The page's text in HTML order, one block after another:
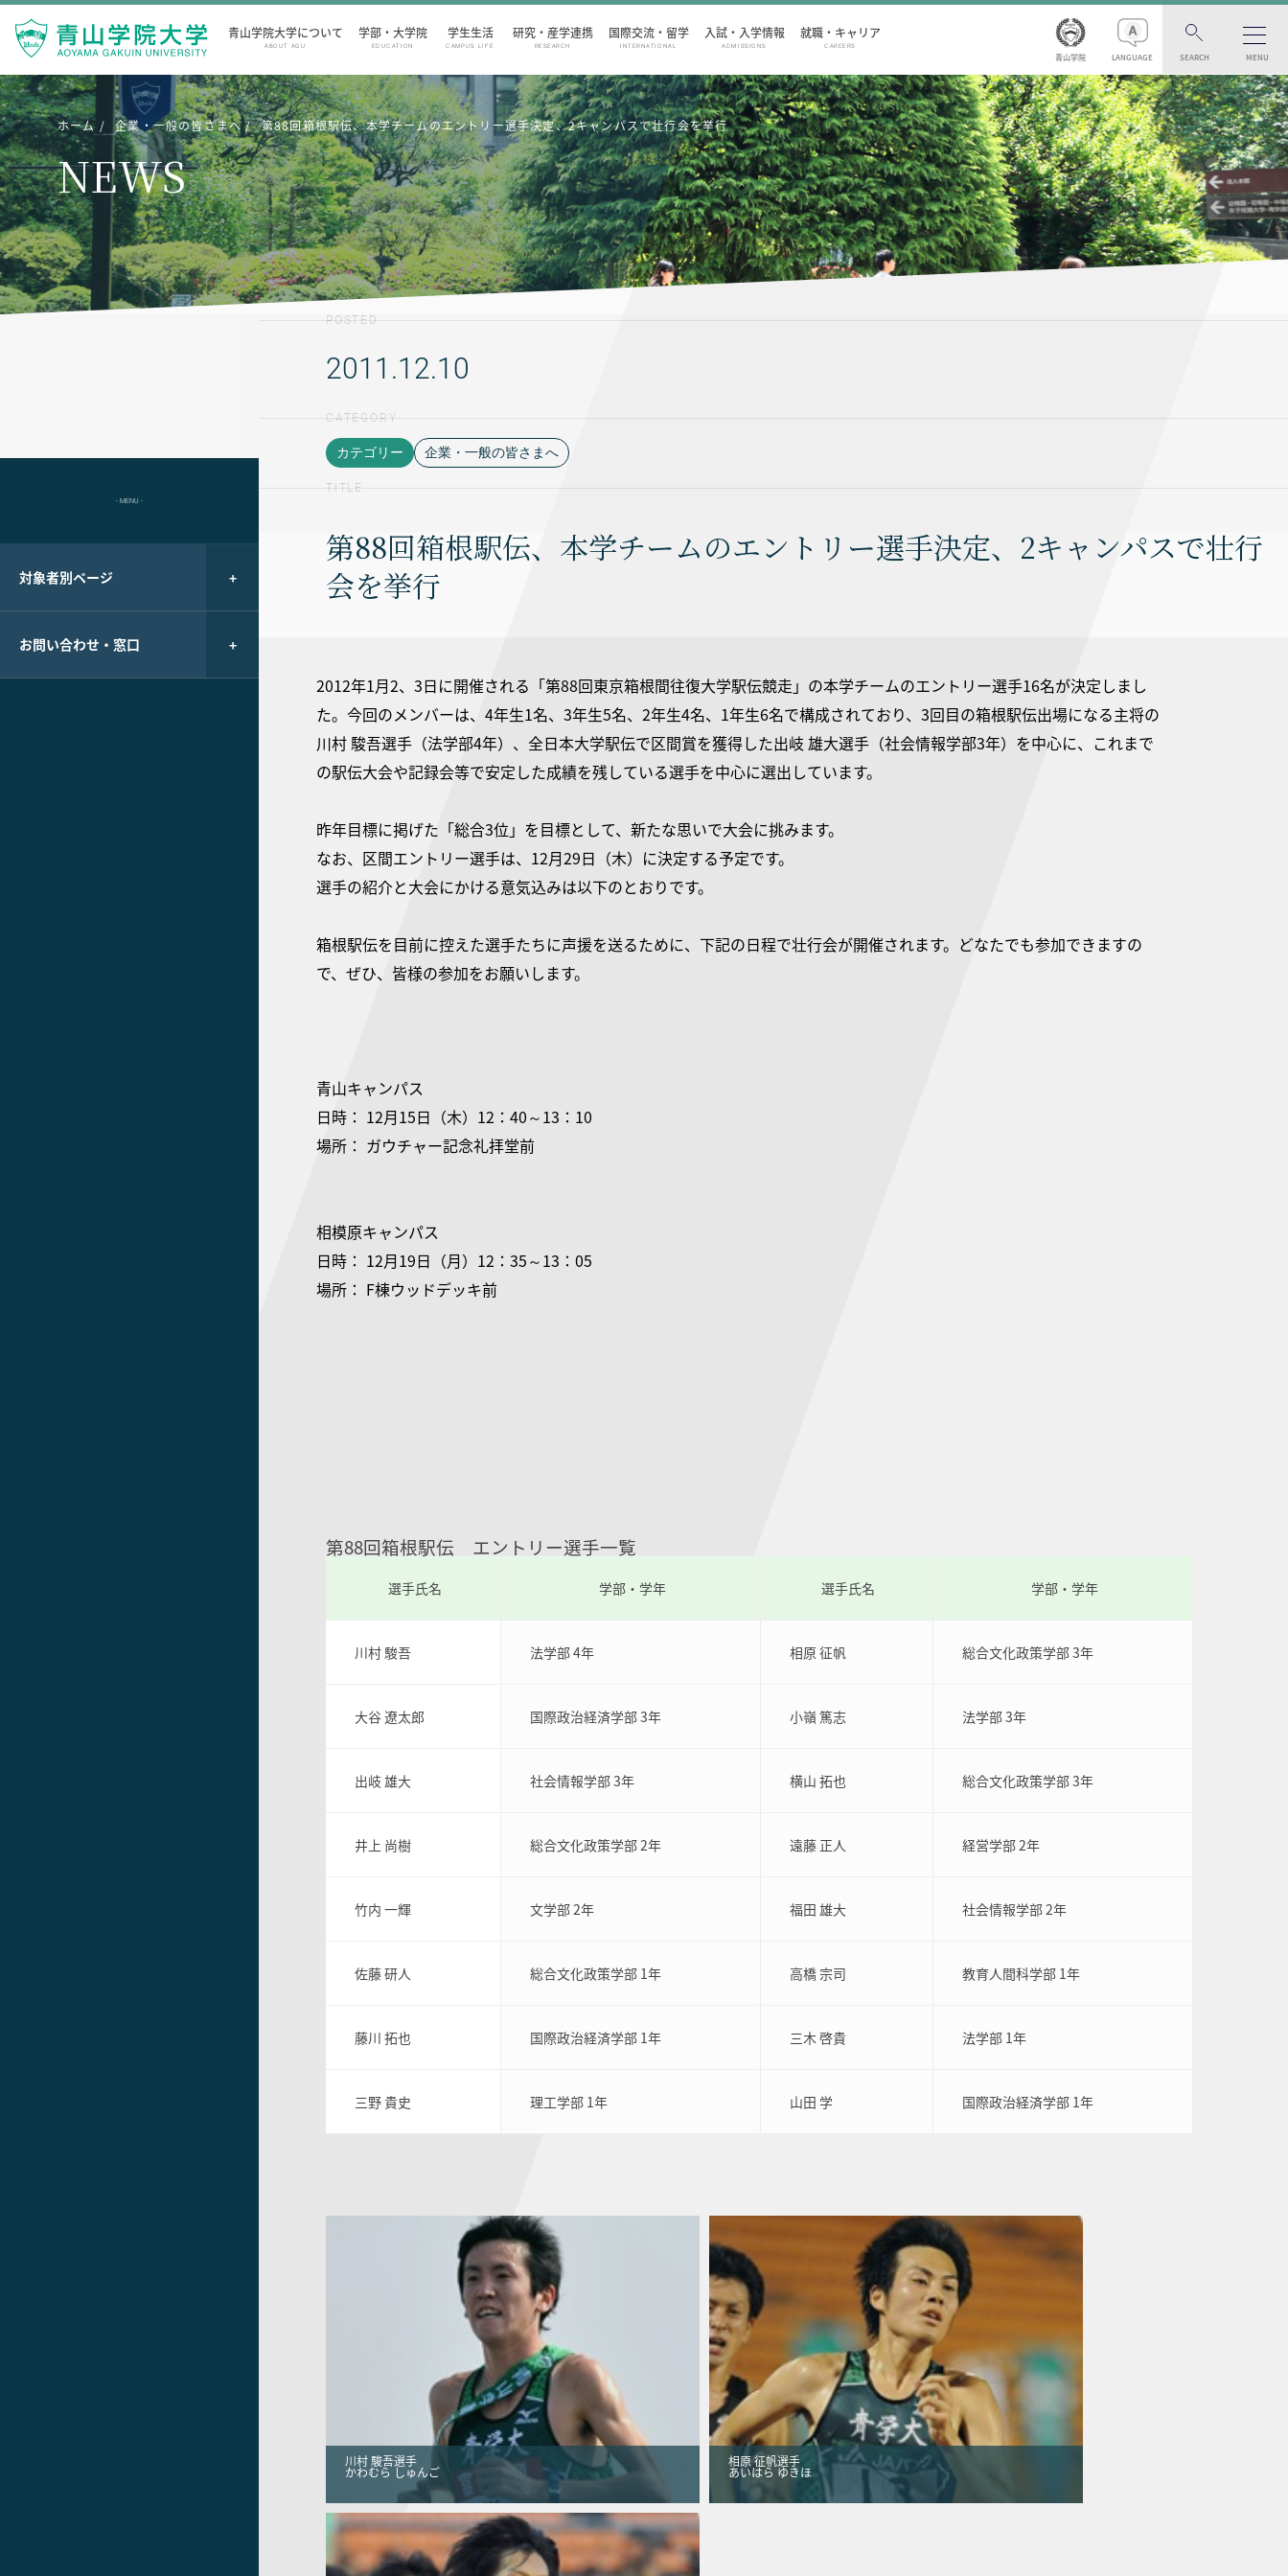
青山学院大学について
ABOUT AGU
学部・大学院
EDUCATION
学生生活
CAMPUS LIFE
研究・産学連携
RESEARCH
国際交流・留学
INTERNATIONAL
入試・入学情報
ADMISSIONS
就職・キャリア
CAREERS
青山学院 LANGUAGE SEARCH MENU
ホーム 企業・一般の皆さまへ 第88回箱根駅伝、本学チームのエントリー選手決定、2キャンパスで壮行会を挙行
NEWS
- MENU -
対象者別ページ
お問い合わせ・窓口
POSTED
2011.12.10
CATEGORY
カテゴリー 企業・一般の皆さまへ
TITLE
第88回箱根駅伝、本学チームのエントリー選手決定、2キャンパスで壮行
会を挙行
2012年1月2、3日に開催される「第88回東京箱根間往復大学駅伝競走」の本学チームのエントリー選手16名が決定しまし
た。今回のメンバーは、4年生1名、3年生5名、2年生4名、1年生6名で構成されており、3回目の箱根駅伝出場になる主将の
川村 駿吾選手（法学部4年）、全日本大学駅伝で区間賞を獲得した出岐 雄大選手（社会情報学部3年）を中心に、これまで
の駅伝大会や記録会等で安定した成績を残している選手を中心に選出しています。
昨年目標に掲げた「総合3位」を目標として、新たな思いで大会に挑みます。
なお、区間エントリー選手は、12月29日（木）に決定する予定です。
選手の紹介と大会にかける意気込みは以下のとおりです。
箱根駅伝を目前に控えた選手たちに声援を送るために、下記の日程で壮行会が開催されます。どなたでも参加できますの
で、ぜひ、皆様の参加をお願いします。
青山キャンパス
日時： 12月15日（木）12：40～13：10
場所： ガウチャー記念礼拝堂前
相模原キャンパス
日時： 12月19日（月）12：35～13：05
場所： F棟ウッドデッキ前
第88回箱根駅伝 エントリー選手一覧
選手氏名 学部・学年 選手氏名 学部・学年
川村 駿吾 法学部 4年 相原 征帆 総合文化政策学部 3年
大谷 遼太郎 国際政治経済学部 3年 小嶺 篤志 法学部 3年
出岐 雄大 社会情報学部 3年 横山 拓也 総合文化政策学部 3年
井上 尚樹 総合文化政策学部 2年 遠藤 正人 経営学部 2年
竹内 一輝 文学部 2年 福田 雄大 社会情報学部 2年
佐藤 研人 総合文化政策学部 1年 高橋 宗司 教育人間科学部 1年
藤川 拓也 国際政治経済学部 1年 三木 啓貴 法学部 1年
三野 貴史 理工学部 1年 山田 学 国際政治経済学部 1年
川村 駿吾選手
かわむら しゅんご
相原 征帆選手
あいはら ゆきほ